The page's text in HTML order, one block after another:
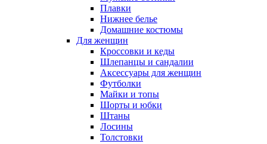
Плавки
Нижнее белье
Домашние костюмы
Для женщин
Кроссовки и кеды
Шлепанцы и сандалии
Аксессуары для женщин
Футболки
Майки и топы
Шорты и юбки
Штаны
Лосины
Толстовки